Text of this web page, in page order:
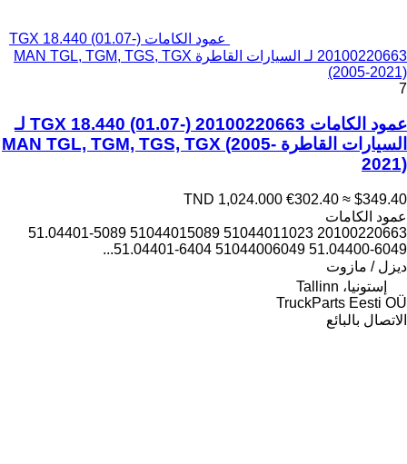
عمود الكامات TGX 18.440 (01.07-)
20100220663 لـ السيارات القاطرة MAN TGL, TGM, TGS, TGX
(2005-2021)
7
عمود الكامات TGX 18.440 (01.07-) 20100220663 لـ
السيارات القاطرة MAN TGL, TGM, TGS, TGX (2005-
2021)
TND 1,024.000 €302.40 ≈ $349.40
عمود الكامات
20100220663 51044011023 51044015089 51.04401-5089
51.04400-6049 51044006049 51.04401-6404...
ديزل / مازوت
إستونيا، Tallinn
TruckParts Eesti OÜ
الاتصال بالبائع